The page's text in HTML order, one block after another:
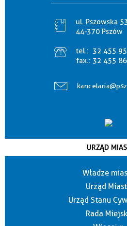
ul. Pszowska
44-370 Pszów
tel.: 32 455
fax.: 32 455
URZĄD
Władze
Urząd
Urząd Stanu
Rada